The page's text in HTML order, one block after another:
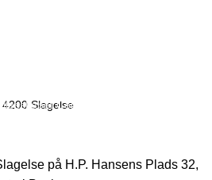
Central Business
Slagelse
på H.P. Hansens Plads 32,